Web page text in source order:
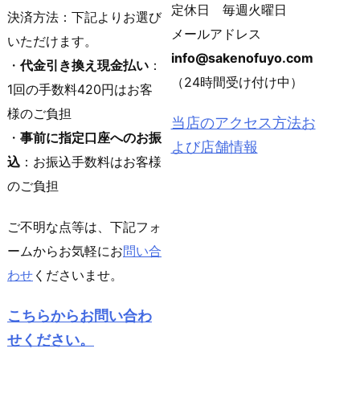
決済方法：下記よりお選び
いただけます。
・ 代金引き換え現金払い ：
1回の手数料420円はお客
様のご負担
・ 事前に指定口座へのお振
込 ：お振込手数料はお客様
のご負担
ご不明な点等は、下記フォ
ームからお気軽にお問い合
わせ くださいませ。
こちらからお問い合わ
せください。
定休日 毎週火曜日
メールアドレス
info@sakenofuyo.com
（24時間受け付け中）
当店のアクセス方法お
よび店舗情報